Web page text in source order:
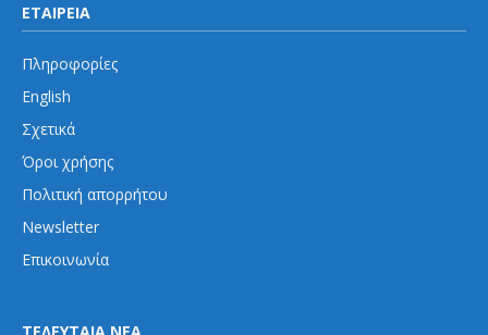
ΕΤΑΙΡΕΙΑ
Πληροφορίες
English
Σχετικά
Όροι χρήσης
Πολιτική απορρήτου
Newsletter
Επικοινωνία
ΤΕΛΕΥΤΑΙΑ ΝΕΑ